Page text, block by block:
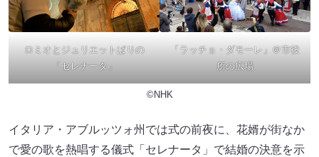
ロミオとジュリエットばりの
「セレナータ」
「ラッチョ・ダモーレ」＠市役
所の広場
©NHK
イタリア・アブルッツォ州では式の前夜に、花婿が街なか
で愛の歌を熱唱する儀式「セレナータ」で結婚の決意を示